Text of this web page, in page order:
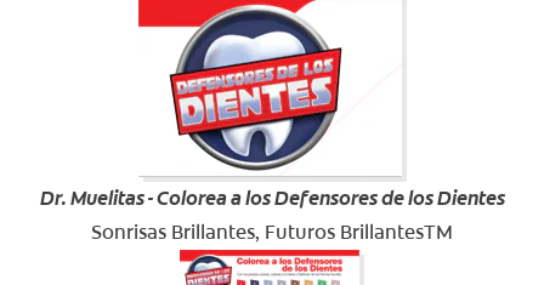
Dr. Muelitas - Colorea a los Defensores de los Dientes
Sonrisas Brillantes, Futuros BrillantesTM